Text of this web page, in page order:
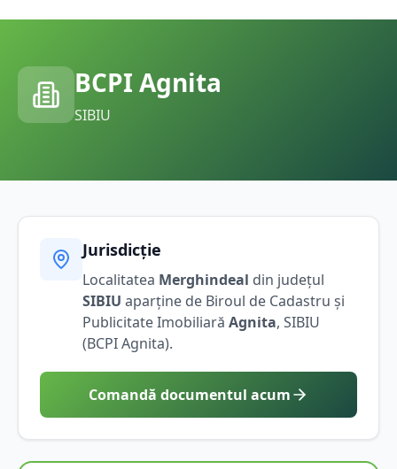
BCPI Agnita
SIBIU
Jurisdicție
Localitatea Merghindeal din județul
SIBIU aparține de Biroul de Cadastru și
Publicitate Imobiliară Agnita, SIBIU
(BCPIAgnita).
Comandă documentul acum